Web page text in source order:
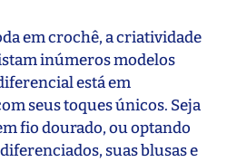
em crochê, a criatividade
inúmeros modelos
está em
seus toques únicos. Seja
fio dourado, ou optando
suas blusas e